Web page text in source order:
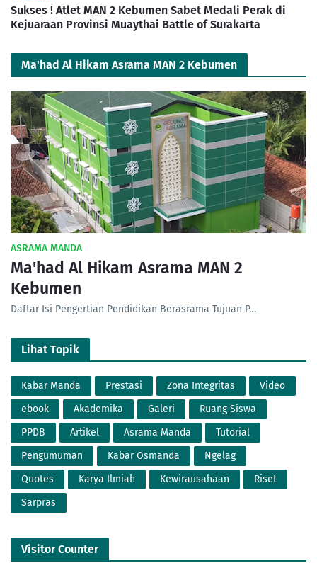
Sukses ! Atlet MAN 2 Kebumen Sabet Medali Perak di
Kejuaraan Provinsi Muaythai Battle of Surakarta
Ma'had Al Hikam Asrama MAN 2 Kebumen
ASRAMA MANDA
Ma'had Al Hikam Asrama MAN 2
Kebumen
Daftar Isi Pengertian Pendidikan Berasrama Tujuan P…
Lihat Topik
Kabar Manda Prestasi Zona Integritas
Video
ebook
Akademika Galeri
Ruang Siswa
PPDB
Artikel Asrama Manda
Tutorial
Pengumuman
Kabar Osmanda
Ngelag
Quotes
Karya Ilmiah Kewirausahaan
Riset
Sarpras
Visitor Counter